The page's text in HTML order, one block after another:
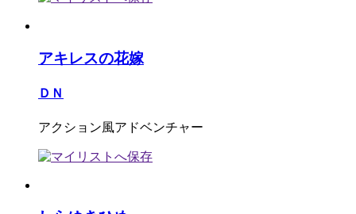
アキレスの花嫁
ＤＮ
アクション風アドベンチャー